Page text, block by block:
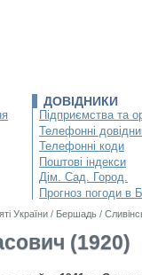
ДОВІДНИКИ
Підприємства та
Телефонні
Телефонні коди
Поштові індекси
Дім. Сад. Город.
Прогноз погоди в
України / Бершадь /
(1920)